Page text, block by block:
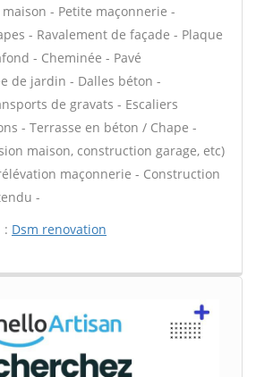
- Petite maçonnerie -
- Ravalement de façade - Plaque
- Cheminée - Pavé
de jardin - Dalles béton -
de gravats - Escaliers
- Terrasse en béton / Chape -
maison, construction garage, etc)
maçonnerie - Construction
-
: Dsm renovation